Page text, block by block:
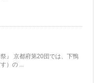
』 京都府第20団では、下鴨
）の ...